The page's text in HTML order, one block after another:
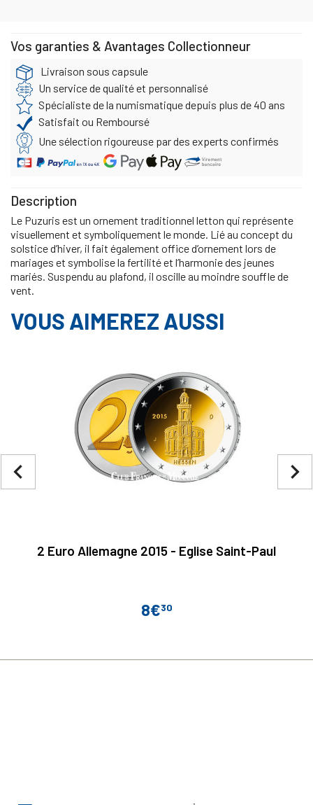
Vos garanties & Avantages Collectionneur
Livraison sous capsule
Un service de qualité et personnalisé
Spécialiste de la numismatique depuis plus de 40 ans
Satisfait ou Remboursé
Une sélection rigoureuse par des experts confirmés
Description
Le Puzuris est un ornement traditionnel letton qui représente
visuellement et symboliquement le monde. Lié au concept du
solstice d’hiver, il fait également office d’ornement lors de
mariages et symbolise la fertilité et l’harmonie des jeunes
mariés. Suspendu au plafond, il oscille au moindre souffle de
vent.
VOUS AIMEREZ AUSSI
2 Euro Allemagne 2015 - Eglise Saint-Paul
Prix
8€30
navigate_next
navigate_before